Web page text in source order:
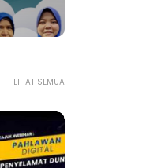
LIHAT SEMUA